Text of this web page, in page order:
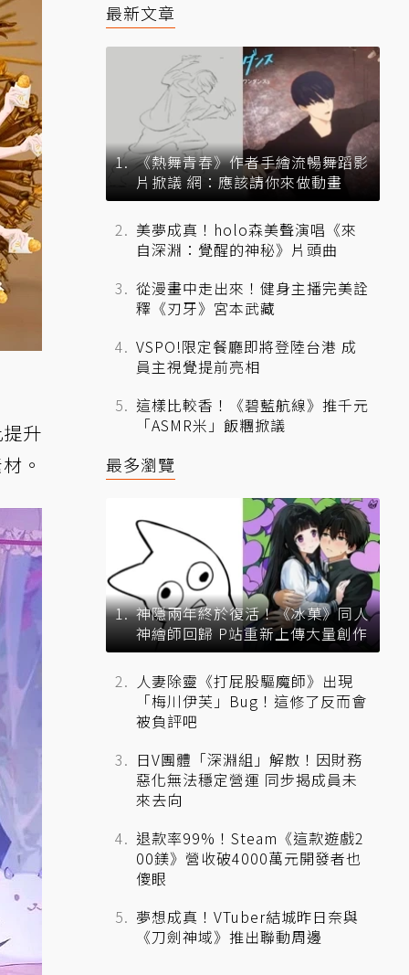
升
。
最新文章
《熱舞青春》作者手繪流暢舞蹈影
片掀議 網：應該請你來做動畫
美夢成真！holo森美聲演唱《來
自深淵：覺醒的神秘》片頭曲
從漫畫中走出來！健身主播完美詮
釋《刃牙》宮本武藏
VSPO!限定餐廳即將登陸台港 成
員主視覺提前亮相
這樣比較香！《碧藍航線》推千元
「ASMR米」飯糰掀議
最多瀏覽
神隱兩年終於復活！《冰菓》同人
神繪師回歸 P站重新上傳大量創作
人妻除靈《打屁股驅魔師》出現
「梅川伊芙」Bug！這修了反而會
被負評吧
日V團體「深淵組」解散！因財務
惡化無法穩定營運 同步揭成員未
來去向
退款率99%！Steam《這款遊戲2
00鎂》營收破4000萬元開發者也
傻眼
夢想成真！VTuber結城昨日奈與
《刀劍神域》推出聯動周邊